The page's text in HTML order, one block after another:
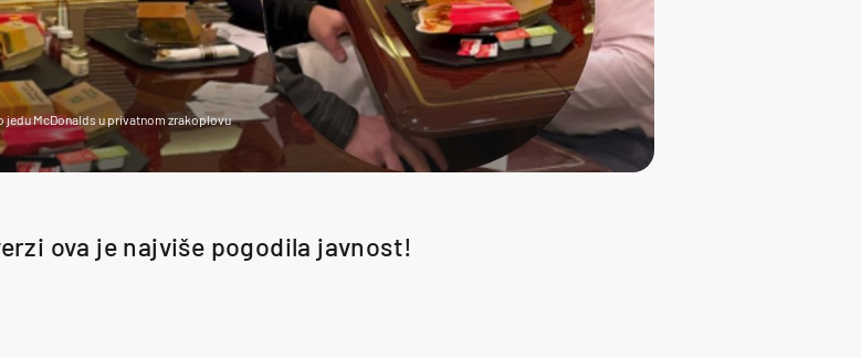
jedu McDonalds u privatnom zrakoplovu
ova je najviše pogodila javnost!